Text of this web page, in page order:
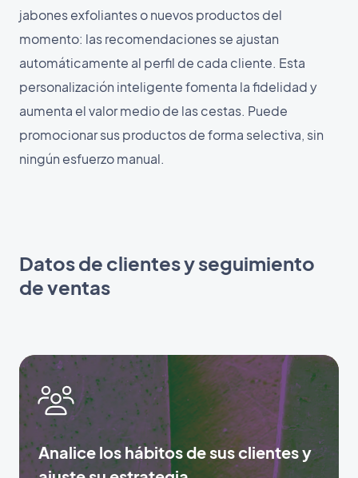
jabones exfoliantes o nuevos productos del
momento: las recomendaciones se ajustan
automáticamente al perfil de cada cliente. Esta
personalización inteligente fomenta la fidelidad y
aumenta el valor medio de las cestas. Puede
promocionar sus productos de forma selectiva, sin
ningún esfuerzo manual.
Datos de clientes y seguimiento
de ventas
Analice los hábitos de sus clientes y